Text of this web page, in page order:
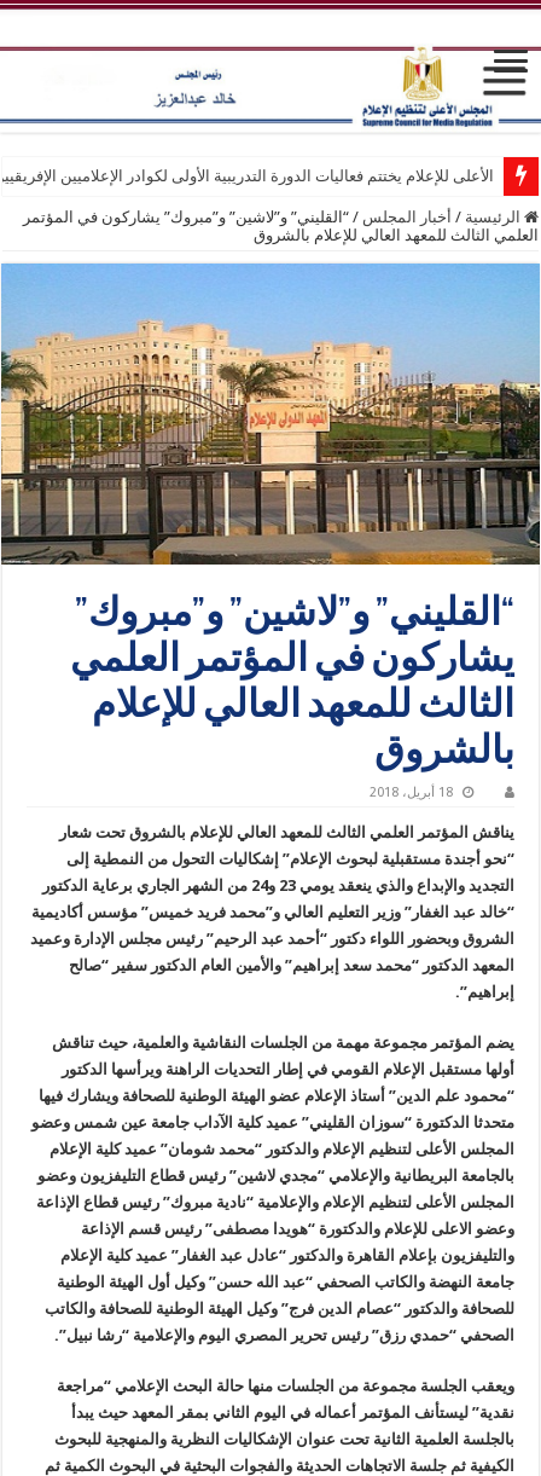
الأعلى للإعلام يختتم فعاليات الدورة التدريبية الأولى لكوادر الإعلاميين
الرئيسية / أخبار المجلس / “القليني” و”لاشين” و”مبروك” يشاركون في المؤتمر
العلمي الثالث للمعهد العالي للإعلام بالشروق
“القليني” و”لاشين” و”مبروك”
يشاركون في المؤتمر العلمي
الثالث للمعهد العالي للإعلام
بالشروق
18 أبريل، 2018
يناقش المؤتمر العلمي الثالث للمعهد العالي للإعلام بالشروق تحت شعار
“نحو أجندة مستقبلية لبحوث الإعلام” إشكاليات التحول من النمطية إلى
التجديد والإبداع والذي ينعقد يومي 23 و24 من الشهر الجاري برعاية الدكتور
“خالد عبد الغفار” وزير التعليم العالي و”محمد فريد خميس” مؤسس أكاديمية
الشروق وبحضور اللواء دكتور “أحمد عبد الرحيم” رئيس مجلس الإدارة وعميد
المعهد الدكتور “محمد سعد إبراهيم” والأمين العام الدكتور سفير “صالح
إبراهيم”.
يضم المؤتمر مجموعة مهمة من الجلسات النقاشية والعلمية، حيث تناقش
أولها مستقبل الإعلام القومي في إطار التحديات الراهنة ويرأسها الدكتور
“محمود علم الدين” أستاذ الإعلام عضو الهيئة الوطنية للصحافة ويشارك فيها
متحدثا الدكتورة “سوزان القليني” عميد كلية الآداب جامعة عين شمس وعضو
المجلس الأعلى لتنظيم الإعلام والدكتور “محمد شومان” عميد كلية الإعلام
بالجامعة البريطانية والإعلامي “مجدي لاشين” رئيس قطاع التليفزيون وعضو
المجلس الأعلى لتنظيم الإعلام والإعلامية “نادية مبروك” رئيس قطاع الإذاعة
وعضو الاعلى للإعلام والدكتورة “هويدا مصطفى” رئيس قسم الإذاعة
والتليفزيون بإعلام القاهرة والدكتور “عادل عبد الغفار” عميد كلية الإعلام
جامعة النهضة والكاتب الصحفي “عبد الله حسن” وكيل أول الهيئة الوطنية
للصحافة والدكتور “عصام الدين فرج” وكيل الهيئة الوطنية للصحافة والكاتب
الصحفي “حمدي رزق” رئيس تحرير المصري اليوم والإعلامية “رشا نبيل”.
ويعقب الجلسة مجموعة من الجلسات منها حالة البحث الإعلامي “مراجعة
نقدية” ليستأنف المؤتمر أعماله في اليوم الثاني بمقر المعهد حيث يبدأ
بالجلسة العلمية الثانية تحت عنوان الإشكاليات النظرية والمنهجية للبحوث
الكيفية ثم جلسة الاتجاهات الحديثة والفجوات البحثية في البحوث الكمية ثم